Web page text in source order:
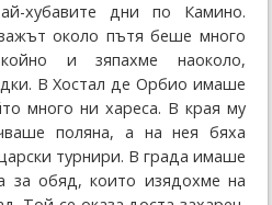
хубавите дни по Камино.
около пътя беше много
и зяпахме наоколо,
В Хостал де Орбио имаше
много ни хареса. В края му
поляна, а на нея бяха
турнири. В града имаше
за обяд, които изядохме на